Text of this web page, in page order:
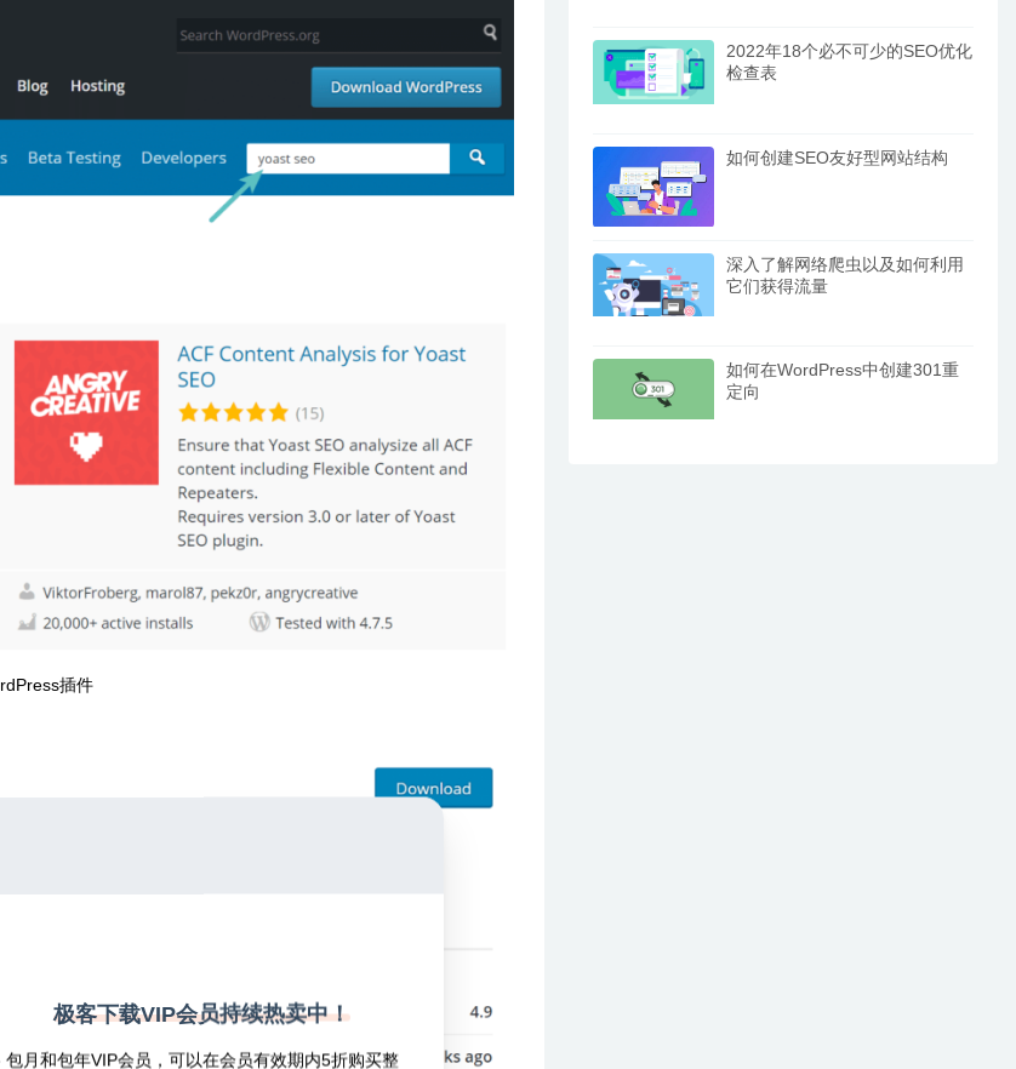
插件
2022年18个必不可少的SEO优化
检查表
如何创建SEO友好型网站结构
深入了解网络爬虫以及如何利用
它们获得流量
如何在WordPress中创建301重
定向
极客下载VIP会员持续热卖中！
包月和包年VIP会员，可以在会员有效期内5折购买整